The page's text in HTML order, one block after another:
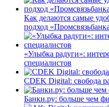
Как делаются самые
подход
«Улыбка радуги»:
специалистов
CDEK Digital: свобода
Банки.ру: больше чем